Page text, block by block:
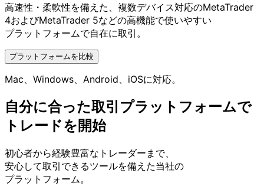
高速性・ 柔軟性を備えた、 複数デバイス対応のMetaTrader
4およびMetaTrader 5などの高機能で使いやすい
プラットフォームで自在に取引。
プラットフォームを比較
Mac、 Windows、 Android、 iOSに対応。
自分に合った取引 プラット フォームで
トレードを 開始
初心者から経験豊富な トレーダーまで、
安心して取引できるツールを備えた当社の
プラットフォーム。